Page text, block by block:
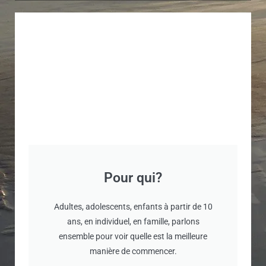
Pour qui?
Adultes, adolescents, enfants à partir de 10
ans, en individuel, en famille, parlons
ensemble pour voir quelle est la meilleure
manière de commencer.